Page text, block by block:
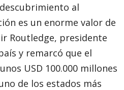
al
es un enorme valor de
Routledge, presidente
y remarcó que el
USD 100.000 millones
de los estados más